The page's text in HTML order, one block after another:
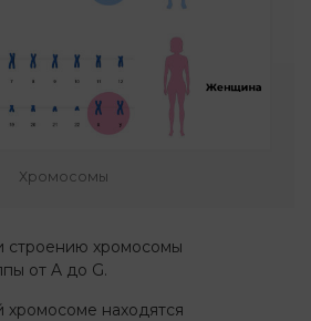
Хромосомы
строению хромосомы
от A до G.
хромосоме находятся